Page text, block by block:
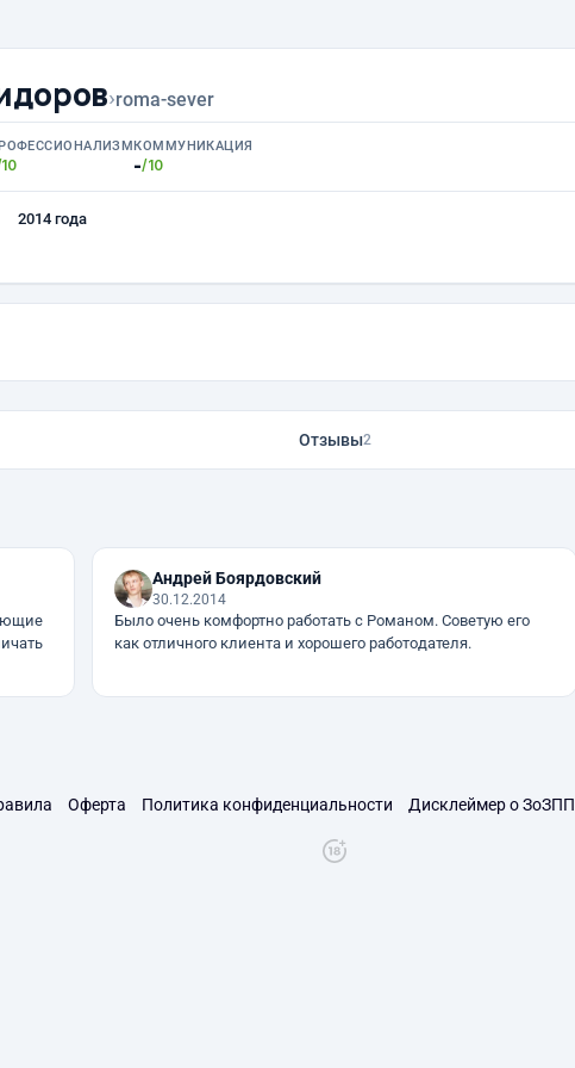
›roma-sever
КОММУНИКАЦИЯ
-/10
2014 года
Отзывы2
Андрей Боярдовский
30.12.2014
Было очень комфортно работать с Романом. Советую его
как отличного клиента и хорошего работодателя.
Оферта Политика конфиденциальности Дисклеймер о ЗоЗПП